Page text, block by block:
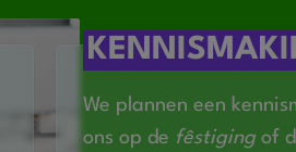
We plannen een
ons op de fêstiging of